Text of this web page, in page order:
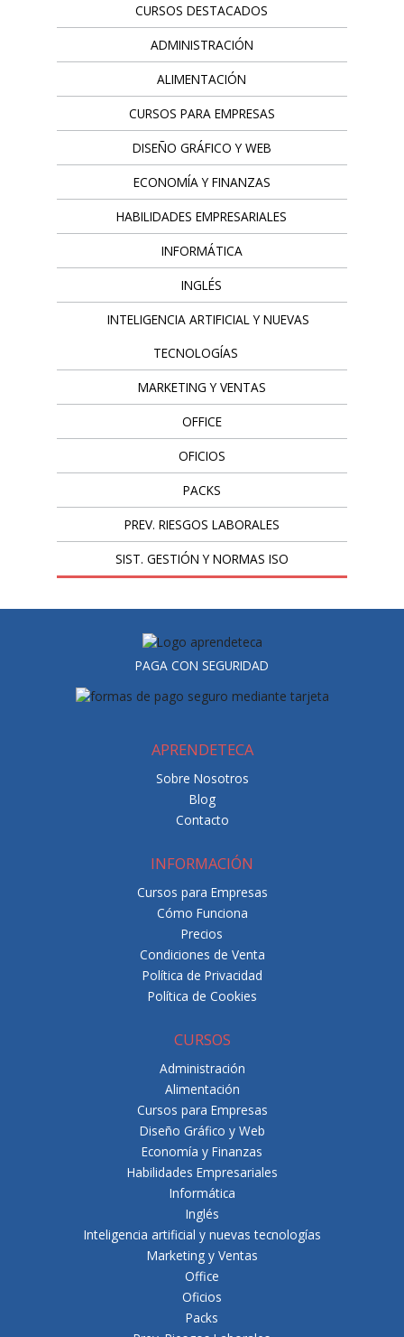
CURSOS DESTACADOS
ADMINISTRACIÓN
ALIMENTACIÓN
CURSOS PARA EMPRESAS
DISEÑO GRÁFICO Y WEB
ECONOMÍA Y FINANZAS
HABILIDADES EMPRESARIALES
INFORMÁTICA
INGLÉS
INTELIGENCIA ARTIFICIAL Y NUEVAS
TECNOLOGÍAS
MARKETING Y VENTAS
OFFICE
OFICIOS
PACKS
PREV. RIESGOS LABORALES
SIST. GESTIÓN Y NORMAS ISO
PAGA CON SEGURIDAD
APRENDETECA
Sobre Nosotros
Blog
Contacto
INFORMACIÓN
Cursos para Empresas
Cómo Funciona
Precios
Condiciones de Venta
Política de Privacidad
Política de Cookies
CURSOS
Administración
Alimentación
Cursos para Empresas
Diseño Gráfico y Web
Economía y Finanzas
Habilidades Empresariales
Informática
Inglés
Inteligencia artificial y nuevas tecnologías
Marketing y Ventas
Office
Oficios
Packs